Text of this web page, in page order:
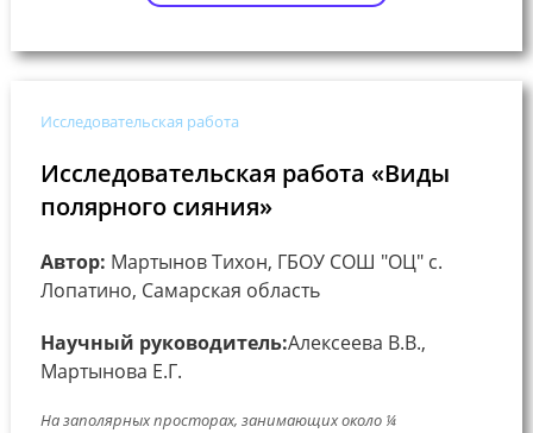
Исследовательская работа
Исследовательская работа «Виды
полярного сияния»
Автор: Мартынов Тихон, ГБОУ СОШ "ОЦ" с.
Лопатино, Самарская область
Научный руководитель:Алексеева В.В.,
Мартынова Е.Г.
На заполярных просторах, занимающих около ¼